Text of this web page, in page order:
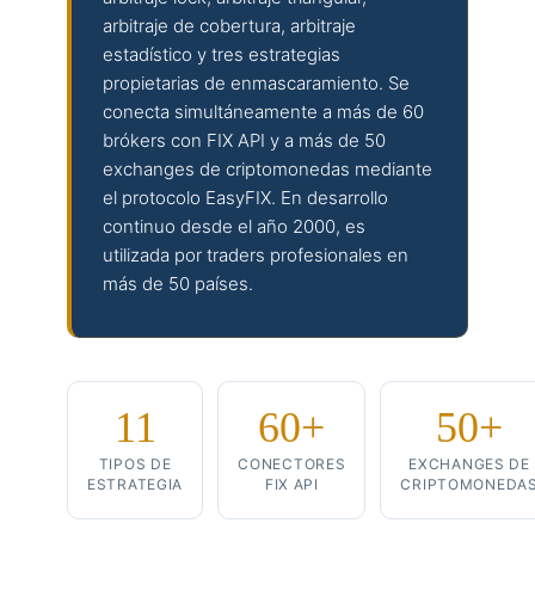
arbitraje de cobertura, arbitraje
estadístico y tres estrategias
propietarias de enmascaramiento. Se
conecta simultáneamente a más de 60
brókers con FIX API y a más de 50
exchanges de criptomonedas mediante
el protocolo EasyFIX. En desarrollo
continuo desde el año 2000, es
utilizada por traders profesionales en
más de 50 países.
11
TIPOS DE
ESTRATEGIA
60+
CONECTORES
FIX API
50+
EXCHANGES DE